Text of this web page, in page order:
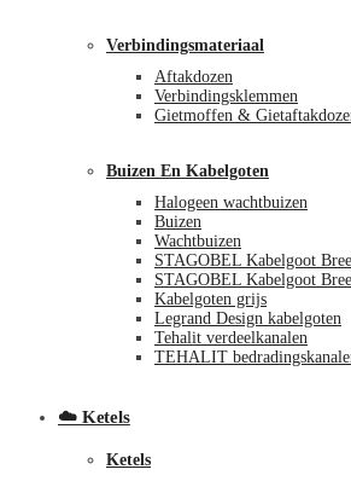
Verbindingsmateriaal
Aftakdozen
Verbindingsklemmen
Gietmoffen &
Buizen En Kabelgoten
Halogeen wachtbuizen
Buizen
Wachtbuizen
STAGOBEL Kabelgoot
STAGOBEL Kabelgoot
Kabelgoten grijs
Legrand Design kabelgoten
Tehalit verdeelkanalen
TEHALIT
☁️ Ketels
Ketels